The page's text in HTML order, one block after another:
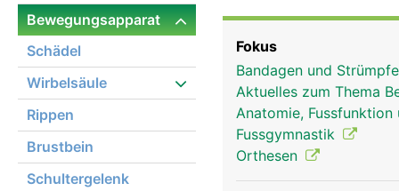
Bewegungsapparat
Schädel
Wirbelsäule
Rippen
Brustbein
Schultergelenk
Gelenkschmiere
und durch starke innen
und Wadenbein durch
Sprunggelenk ist für
und das Abstossen
Körper, da bei
auf den Fuss einwirkt.
Fokus
Bandagen und Strümpfe
Aktuelles zum Thema
Anatomie, Fussfunktion
Fussgymnastik
Orthesen